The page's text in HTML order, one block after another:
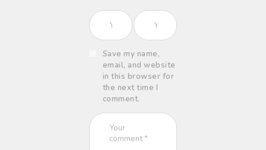
Save my name,
email, and website
in this browser for
the next time I
comment.